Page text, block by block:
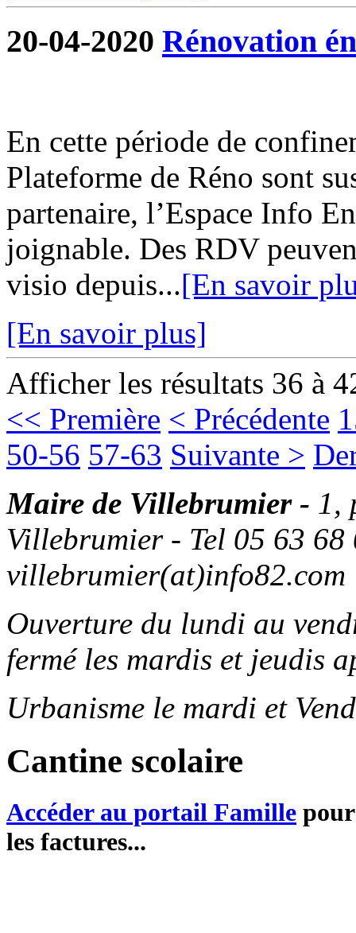
20-04-2020 Rénovation
En cette période de
Plateforme de Réno sont
partenaire, l’Espace Info
joignable. Des RDV
visio depuis...[En savoir
[En savoir plus]
Afficher les résultats 36 à
<< Première < Précédente
50-56 57-63 Suivante >
Maire de Villebrumier - 1,
Villebrumier - Tel 05 63
villebrumier(at)info82.com
Ouverture du lundi au
fermé les mardis et jeudis
Urbanisme le mardi et
Cantine scolaire
Accéder au portail Famille
les factures...